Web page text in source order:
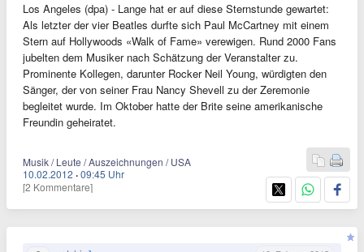
Los Angeles (dpa) - Lange hat er auf diese Sternstunde gewartet:
Als letzter der vier Beatles durfte sich Paul McCartney mit einem
Stern auf Hollywoods «Walk of Fame» verewigen. Rund 2000 Fans
jubelten dem Musiker nach Schätzung der Veranstalter zu.
Prominente Kollegen, darunter Rocker Neil Young, würdigten den
Sänger, der von seiner Frau Nancy Shevell zu der Zeremonie
begleitet wurde. Im Oktober hatte der Brite seine amerikanische
Freundin geheiratet.
Musik / Leute / Auszeichnungen / USA
10.02.2012 ·09:45 Uhr
[2 Kommentare]